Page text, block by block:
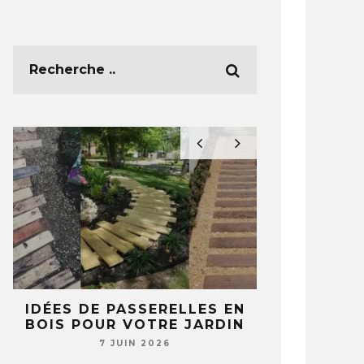
IDÉES DE PASSERELLES EN
BOIS POUR VOTRE JARDIN
7 JUIN 2026